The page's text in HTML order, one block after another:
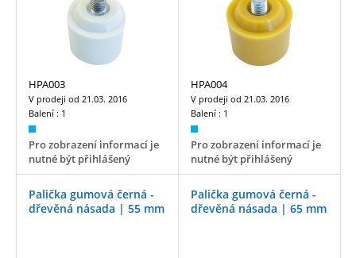
HPA003
V prodeji od 21.03. 2016
Balení : 1
Pro zobrazení informací je
nutné být přihlášený
HPA004
V prodeji od 21.03. 2016
Balení : 1
Pro zobrazení informací je
nutné být přihlášený
Palička gumová černá -
dřevěná násada | 55 mm
Palička gumová černá -
dřevěná násada | 65 mm